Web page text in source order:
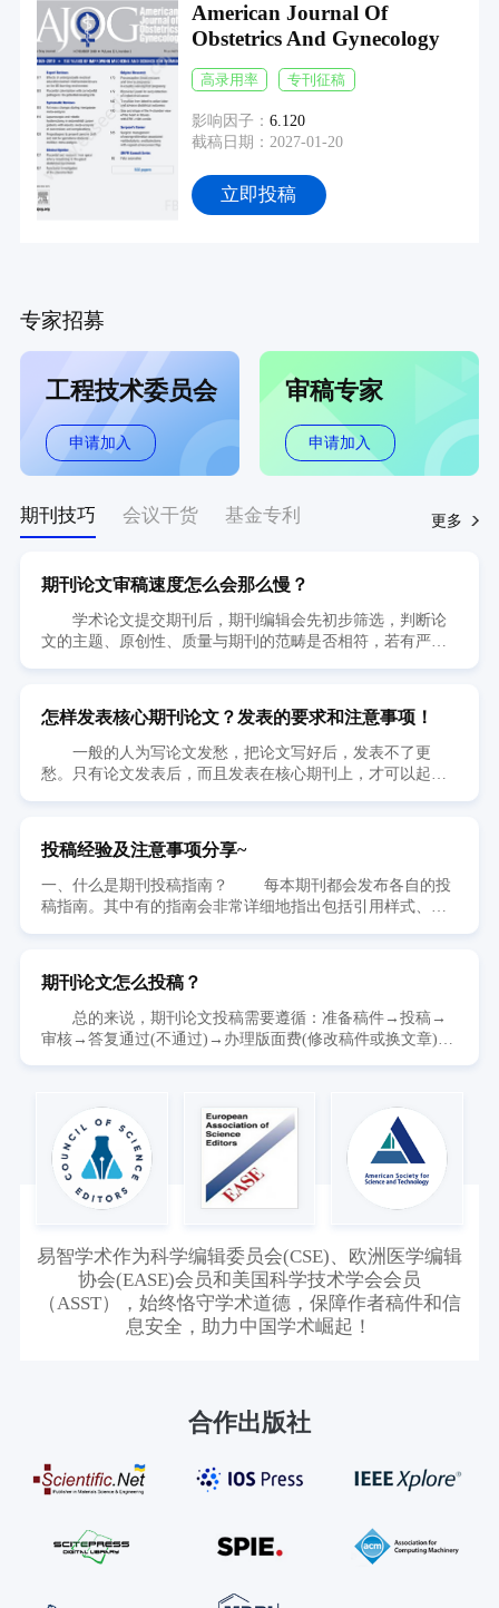
American Journal Of
Obstetrics And Gynecology
高录用率 专刊征稿
影响因子： 6.120
截稿日期：2027-01-20
立即投稿
专家招募
工程技术委员会
申请加入
审稿专家
申请加入
期刊技巧 会议干货 基金专利 更多
期刊论文审稿速度怎么会那么慢？
学术论文提交期刊后，期刊编辑会先初步筛选，判断论
文的主题、原创性、质量与期刊的范畴是否相符，若有严重
作者可以根据建议修改并改投其他期刊。 若通过编辑初
审就会进入同行评审（peer review）阶段，由两位以上的审
稿人从专业角度，客观判断研究论文是否适合发表，并给期
刊建议。编辑在审阅审稿人报告后做出决定。论文在初审之
后遭到拒稿的情况。退回修改时应仔细阅读审稿人的建议，
逐项进行修改，并告诉主编新的版本更动了什么部分，说明
每项审稿评论均已妥善处理。 每家期刊审稿周期不同。
加利福尼亚大学（University of California）的计算生物学学
生研究了PubMed搜索引擎中所有标明了投稿日期和同意录用
上下。但特定期刊的等待时间发生了剧烈的变化。例如过去
《PLoS ONE》期刊从37天增至125天。但与此同时，自2000
年至2015年从同意录用到发表的周期却从50天左右降至了25
天，这主要得益于出版技术的进步。审稿速度缓慢有种种因
都是拖缓审稿速度的主因，蒂尔堡大学（Tilburg University）
的一项统计显示：科学公共图书馆（PLoS）系列期刊的同行
评审速度在过去十年中慢了一倍。另一位加利福尼亚大学生
物学家的观察显示：这不仅是由于文稿增多，也是因為每篇
论文的数据量相较过去相比增大了许多。 同行评审是相
当耗时耗力的工作，快速的审阅多靠审稿人的善意。学术界
为了促使审稿人加快审稿已作出种种努力，像是提供审稿人
小额的金钱奖励（例如美金100元）或者公布审稿所耗费的时
间，以实质奖励、公共名誉激励审稿人加快审稿。伦敦出版
社Veruscript就在2016年决定要给予审稿人小额现金以认可他
们的付出。行为经济学期刊则开始尝试公开排序审稿人的速
的认可，更能加速自己的科研事业，因此常常会从最富盛名
此一开始就为自己的研究论文选对期刊是相当重要的。
不少年轻研究员苦恼于长时间的等待，一般來说，若投稿后
进度。 如需【会议投稿】【SCI期刊发表】欢迎咨询网
站客服，专业学术会议、期刊服务，助力论文快速发表！
怎样发表核心期刊论文？发表的要求和注意事项！
一般的人为写论文发愁，把论文写好后，发表不了更
愁。只有论文发表后，而且发表在核心期刊上，才可以起到
格式上都比一般期刊要求严格，因为论文的质量就是期刊的
生命，好的论文才保证核心期刊的权威性。 怎样在核心
期刊上发表论文呢？ 核心期刊论文发表，无非两种渠道。
01. 以质取稿。就看你的写作水平，专业水准，论文是否有
备好3000-10000元，还是很有机会的，直接找杂志社或者某
些代理机构，发一般的核心期刊，还是很方便的。另外，你
得首先搞清楚核心期刊的定义，因为这个概念现在比较乱，
找对应的科目，选择自己想发表的核心期刊。 一、写作要
求： 01. 要按期刊的格式来写作； 02. 引用率不能
多。 二、注意事项 01. 首先确定自己的论文属于哪个领
域，比如经济类、医学类、文学类、理工类等等；其次在所
属领域内选择一本适合的期刊;再次，每个期刊都有无数个栏
目组成，要求客户在投稿前确定自己的文章适合哪个栏目，
这样，杂志社在审核稿件时有更强的目的性，提高论文发表
辑进行筛选，殊不知这大大降低了论文发表的成功率。一方
面，杂志社编辑每天要处理百十篇稿件，精力有限；另一方
面，会让人误解这些稿件即使没有发表过，也有被其他杂志
社淘汰过的嫌疑。 03.关于期刊的截稿问题。期刊截稿分
时征稿的截止，就要求客户宜早不宜迟，争取在截稿之前定
稿，一旦超过期限就错过了定稿时间。 04.关于稿件的字
就写多少字，毕竟论文不是散文，期刊的版面限制决定了洋
洋洒洒多出的字数只能被删减。字数少，即使版面占不满，
个概念，编辑审核稿件只是表明这篇稿件适合该期刊，但是
并不代表一定会发表。每一期杂志都会挑选最优秀的稿件发
杂志社的采用通知单或直接接到编辑人员的采用电话，就表
投稿经验及注意事项分享~
一、什么是期刊投稿指南？ 每本期刊都会发布各自的投
稿指南。其中有的指南会非常详细地指出包括引用样式、版
稿。这一过程中，我们第一步需要了解目标期刊接受的文件
格式，目前大多数期刊都接受word文档，有的也会要求采用
LaTeX 格式，一定要详细阅读指南中有无这部分要求。第二
（running head）。第三步，就是要确保正文后的附属资料
（back matter）完整。如果存在利益冲突，必须在提交过程
中披露此信息。此外，任何有关数据可用性、项目资助和作
者信息的声明都必须根据期刊的要求进行排版。最后，别忘
了补充文件（Supplementary Files）。补充的信息可以是数
二、提高论文发表成功率的技巧 相关技巧有很多，譬如
说事先熟悉目标期刊、稿件符合刊物要求、以最好的文章做
榜样等等内容，小编在这里就重点提一提大家较少了解的主
动与编辑进行联系和找对合作伙伴这两方面。 主动与编
辑进行联系：稿件经过初审、复审、终审、编辑加工、校对
以找研究经验或者投稿经验更丰富的人，和这样的人一起合
作，不管是撰写文章还是文章投稿，都会事半功倍，从而会
以外，还可以多去参加学术会议，找到更合适的合作伙伴。
三、投稿注意事项 (1) 越好的期刊一般来说审稿和修改
奖评优等要求时，一定要留出足够的时间。 (2) 严禁抄
袭！ (3) 要了解所投期刊是否符合自己的要求，有些期
期刊论文怎么投稿？
总的来说，期刊论文投稿需要遵循：准备稿件→投稿→
审核→答复通过(不通过)→办理版面费(修改稿件或换文章)→
标期刊的名称和投稿时间，做好备忘，以方便我们到一定时
间后及时查询或者询问编辑部了解审稿进程或转投他刊等。
如果着急发表的话，可以找发表网站投稿，相对更快速一
些。 二、投稿之后没有收到回复，应该怎么办? 我
们分情况讨论一下： 电子信箱/在线投稿一周之后：在确
电子信箱/在线投稿一个月之后：由于目前稿件越来越
多，小编还是建议大家再耐心等待。 电子信箱/在线投稿
三个月之后：小编建议改投他刊，当然该期刊明确表明审稿
时间在三个月以上除外。 三、收到期刊用稿通知，应该
怎么做? 首先，核实其真实性，特别是收费期刊，一定
账号是否是期刊主办单位的银行账号。或者，最简单的方
式，直接打电话给编辑部核实即可。
易智学术作为科学编辑委员会(CSE)、欧洲医学编辑
协会(EASE)会员和美国科学技术学会会员
（ASST），始终恪守学术道德，保障作者稿件和信
息安全，助力中国学术崛起！
合作出版社